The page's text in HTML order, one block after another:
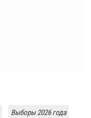
Выборы 2026 года